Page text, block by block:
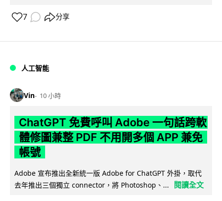
7 分享
人工智能
Vin 10 小時
ChatGPT 免費呼叫 Adobe 一句話跨軟
體修圖兼整 PDF 不用開多個 APP 兼免
帳號
Adobe 宣布推出全新統一版 Adobe for ChatGPT 外掛，取代
去年推出三個獨立 connector，將 Photoshop、...
閱讀全文